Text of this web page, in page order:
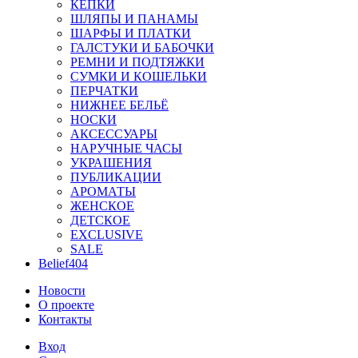
КЕПКИ
ШЛЯПЫ И ПАНАМЫ
ШАРФЫ И ПЛАТКИ
ГАЛСТУКИ И БАБОЧКИ
РЕМНИ И ПОДТЯЖКИ
СУМКИ И КОШЕЛЬКИ
ПЕРЧАТКИ
НИЖНЕЕ БЕЛЬЁ
НОСКИ
АКСЕССУАРЫ
НАРУЧНЫЕ ЧАСЫ
УКРАШЕНИЯ
ПУБЛИКАЦИИ
АРОМАТЫ
ЖЕНСКОЕ
ДЕТСКОЕ
EXCLUSIVE
SALE
Belief404
Новости
О проекте
Контакты
Вход